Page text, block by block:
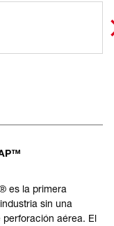
es la primera
sin una
aérea. El